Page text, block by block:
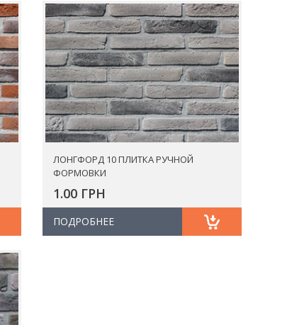
ЛОНГФОРД 10 ПЛИТКА РУЧНОЙ
ФОРМОВКИ
1.00 ГРН
ПОДРОБНЕЕ